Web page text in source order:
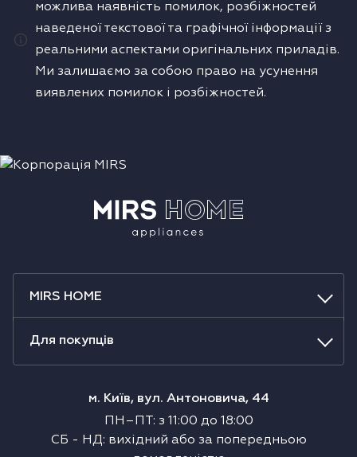
можлива наявність помилок, розбіжностей
наведеної текстової та графічної інформації з
реальними аспектами оригінальних приладів.
Ми залишаємо за собою право на усунення
виявлених помилок і розбіжностей.
MIRS HOME
Для покупців
м. Київ, вул. Антоновича, 44
ПН–ПТ : з 11:00 до 18:00
СБ - НД: вихідний або за попередньою